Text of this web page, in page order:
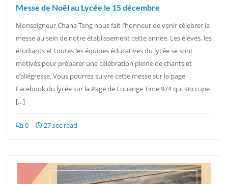
Messe de Noël au Lycée le 15 décembre
Monseigneur Chane-Teng nous fait l’honneur de venir célebrer la
messe au sein de notre établissement cette année. Les élèves, les
étudiants et toutes les équipes éducatives du lycée se sont
motivés pour préparer une célébration pleine de chants et
d’allégresse. Vous pourrez suivre cette messe sur la page
Facebook du lycée sur la Page de Louange Time 974 qui s’occupe
[…]
0 27 sec read